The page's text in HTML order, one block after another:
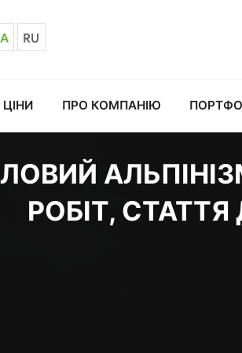
RU
ЦІНИ ПРО КОМПАНІЮ
РОБІТ, СТАТТЯ